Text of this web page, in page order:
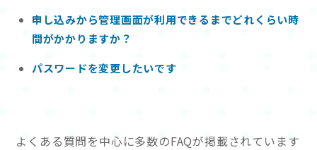
申し込みから管理画面が利用できるまでどれくらい時
間がかかりますか？
パスワードを変更したいです
よくある質問を中心に多数のFAQが掲載されています